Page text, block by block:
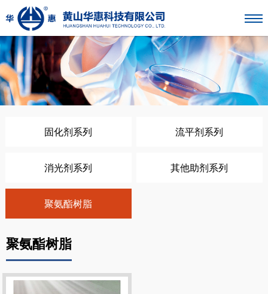
固化剂系列 流平剂系列
消光剂系列 其他助剂系列
聚氨酯树脂
聚氨酯树脂